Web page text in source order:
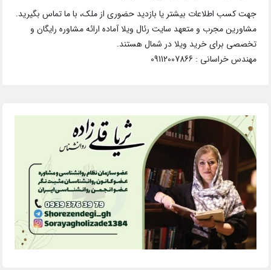
جهت کسب اطلاعات بیشتر یا بازدید حضوری از ملک، با ما تماس بگیرید.
مشاورین مجرب و متعهد سایت رئال ویلا آماده ارائه مشاوره رایگان و
تخصصی برای خرید ویلا در شمال هستند.
مهندس خراسانی : 09112007866